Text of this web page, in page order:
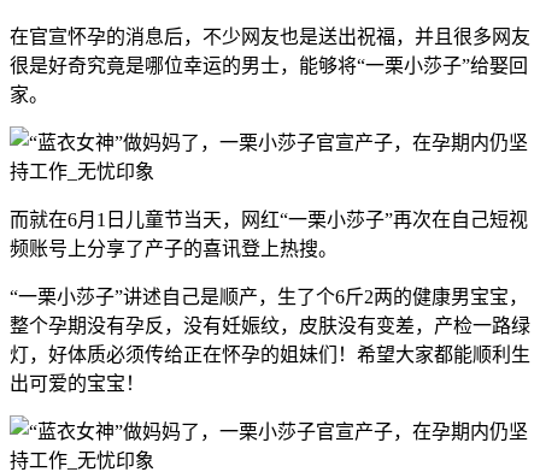
在官宣怀孕的消息后，不少网友也是送出祝福，并且很多网友
很是好奇究竟是哪位幸运的男士，能够将“一栗小莎子”给娶回
家。
而就在6月1日儿童节当天，网红“一栗小莎子”再次在自己短视
频账号上分享了产子的喜讯登上热搜。
“一栗小莎子”讲述自己是顺产，生了个6斤2两的健康男宝宝，
整个孕期没有孕反，没有妊娠纹，皮肤没有变差，产检一路绿
灯，好体质必须传给正在怀孕的姐妹们！希望大家都能顺利生
出可爱的宝宝！